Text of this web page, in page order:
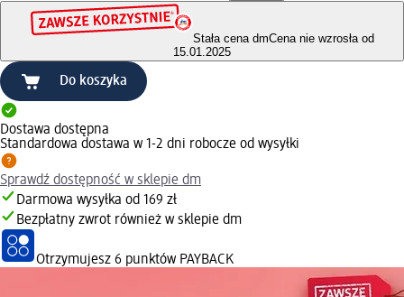
Stała cena dmCena nie wzrosła od
15.01.2025
Do koszyka
Dostawa dostępna
Standardowa dostawa w 1-2 dni robocze od wysyłki
Sprawdź dostępność w sklepie dm
Darmowa wysyłka od 169 zł
Bezpłatny zwrot również w sklepie dm
Otrzymujesz 6 punktów PAYBACK